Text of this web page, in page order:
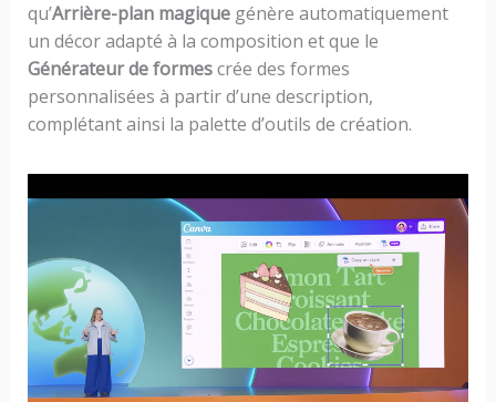
qu’Arrière-plan magiquegénère automatiquement
un décor adapté à la composition et que le
Générateur de formescrée des formes
personnalisées à partir d’une description,
complétant ainsi la palette d’outils de création.